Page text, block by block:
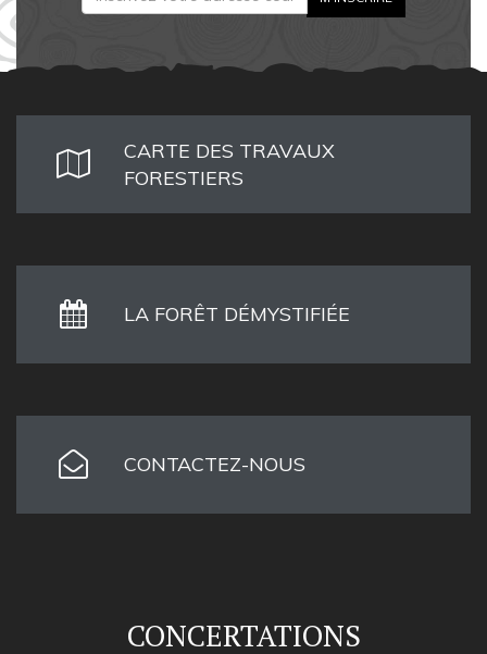
CARTE DES TRAVAUX
FORESTIERS
LA FORÊT DÉMYSTIFIÉE
CONTACTEZ-NOUS
CONCERTATIONS